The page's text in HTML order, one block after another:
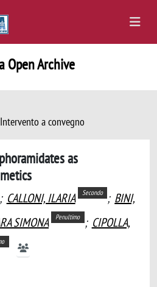
Open Archive
a convegno
as
CALLONI, ILARIA Secondo ; BINI,
SIMONA Penultimo ; CIPOLLA,